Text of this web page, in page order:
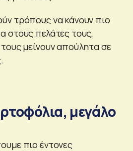
τρόπους να κάνουν πιο
στους πελάτες τους,
μείνουν απούλητα σε
μεγάλο
πιο έντονες